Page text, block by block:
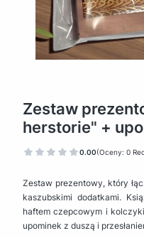
Zestaw
herstorie" +
0.00(Oceny: 0
Zestaw prezentowy, który
kaszubskimi dodatkami.
haftem czepcowym i
upominek z duszą i